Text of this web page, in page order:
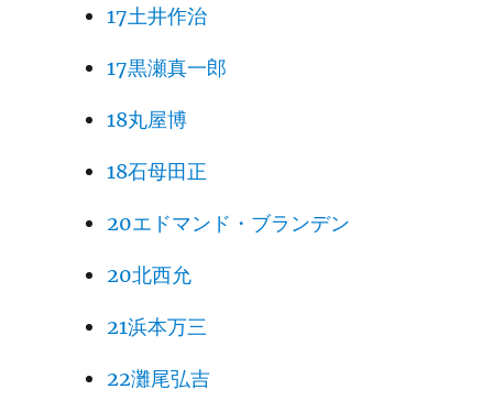
17土井作治
17黒瀬真一郎
18丸屋博
18石母田正
20エドマンド・ブランデン
20北西允
21浜本万三
22灘尾弘吉